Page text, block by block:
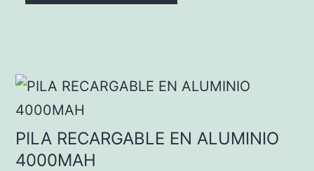
PILA RECARGABLE EN ALUMINIO
4000MAH